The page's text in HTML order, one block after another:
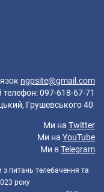
ngpsite@gmail.com
097-618-67-71
Грушевського 40
Ми на Twitter
Ми на YouTube
Ми вTelegram
питань телебачення та
року